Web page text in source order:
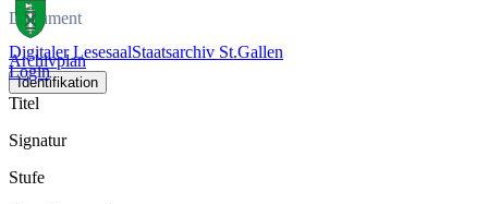
Digitaler LesesaalStaatsarchiv St.Gallen
Login
Dokument
Archivplan
Identifikation
Titel
Signatur
Stufe